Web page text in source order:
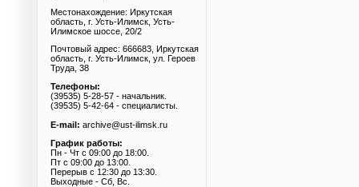
Местонахождение: Иркутская
область, г. Усть-Илимск, Усть-
Илимское шоссе, 20/2
Почтовый адрес: 666683, Иркутская
область, г. Усть-Илимск, ул. Героев
Труда, 38
Телефоны:
(39535) 5-28-57 - начальник.
(39535) 5-42-64 - специалисты.
E-mail: archive@ust-ilimsk.ru
График работы:
Пн - Чт с 09:00 до 18:00.
Пт с 09:00 до 13:00.
Перерыв с 12:30 до 13:30.
Выходные - Сб, Вс.